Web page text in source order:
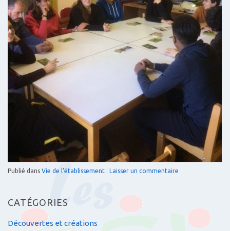
Publié dans Vie de l'établissement Laisser un commentaire
CATÉGORIES
Découvertes et créations